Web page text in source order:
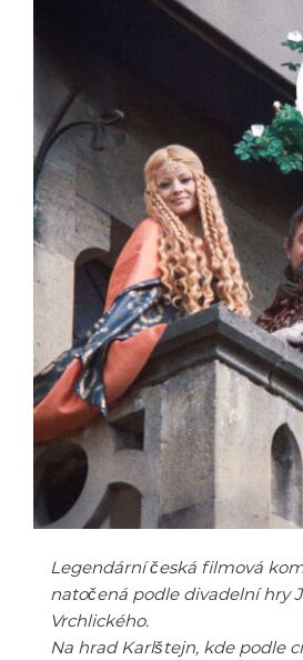
Legendární česká filmová
natočená podle divadelní hry
Vrchlického.
Na hrad Karlštejn, kde podle